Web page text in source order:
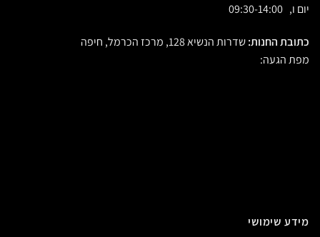
יום ו, 09:30-14:00
כתובת החנות:שדרות הנשיא 128, מרכז הכרמל, חיפה
מפת הגעה:
מידע שימושי